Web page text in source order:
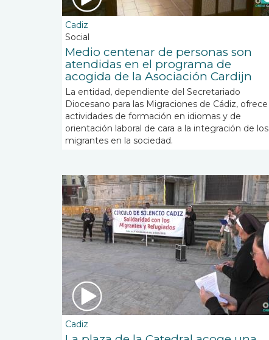
Cadiz
Social
Medio centenar de personas son
atendidas en el programa de
acogida de la Asociación Cardijn
La entidad, dependiente del Secretariado
Diocesano para las Migraciones de Cádiz, ofrece
actividades de formación en idiomas y de
orientación laboral de cara a la integración de los
migrantes en la sociedad.
Cadiz